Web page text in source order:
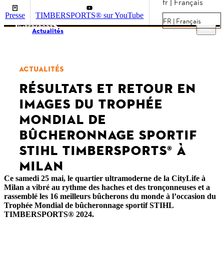
Presse TIMBERSPORTS® sur YouTube
fr | Français
FR | Français
Menu
Actualités
ACTUALITÉS
RÉSULTATS ET RETOUR EN
IMAGES DU TROPHÉE
MONDIAL DE
BÛCHERONNAGE SPORTIF
STIHL TIMBERSPORTS® À
MILAN
Ce samedi 25 mai, le quartier ultramoderne de la CityLife à
Milan a vibré au rythme des haches et des tronçonneuses et a
rassemblé les 16 meilleurs bûcherons du monde à l’occasion du
Trophée Mondial de bûcheronnage sportif STIHL
TIMBERSPORTS® 2024.